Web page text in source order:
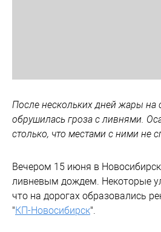
После нескольких дней жары на
обрушилась гроза с ливнями.
столько, что местами с ними не
Вечером 15 июня в
ливневым дождем. Некоторые
что на дорогах образовались
"КП-Новосибирск".